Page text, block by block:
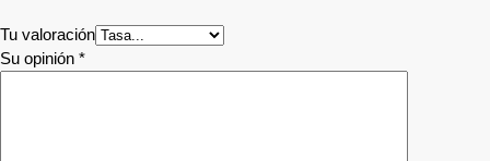
Tu valoración
Su opinión *